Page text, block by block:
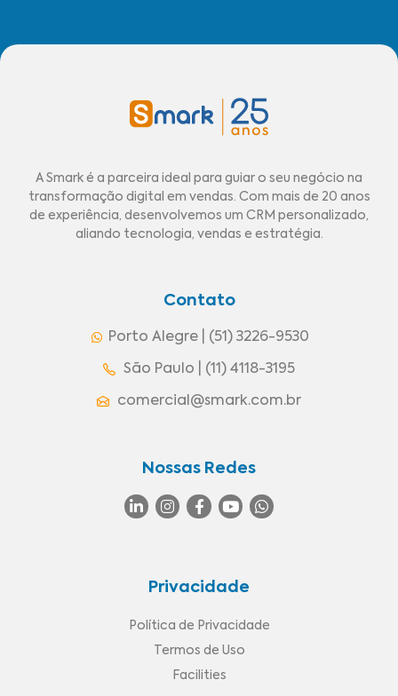
A Smark é a parceira ideal para guiar o seu negócio na
transformação digital em vendas. Com mais de 20 anos
de experiência, desenvolvemos um CRM personalizado,
aliando tecnologia, vendas e estratégia.
Contato
Porto Alegre | (51) 3226-9530
São Paulo | (11) 4118-3195
comercial@smark.com.br
Nossas Redes
Privacidade
Política de Privacidade
Termos de Uso
Facilities